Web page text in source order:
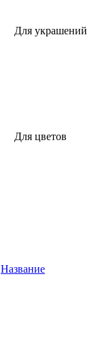
Для украшений
Для цветов
Название